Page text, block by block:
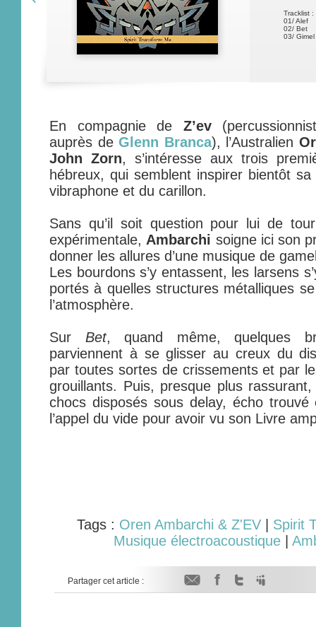
Tracklist :
01/ Alef
02/ Bet
03/ Gimel
En compagnie de Z’ev
auprès de Glenn Branca), l’Australien
John Zorn, s’intéresse aux trois
hébreux, qui semblent inspirer bientôt
vibraphone et du carillon.
Sans qu’il soit question pour lui de
expérimentale, Ambarchi soigne ici son
donner les allures d’une musique de
Les bourdons s’y entassent, les larsens
portés à quelles structures métalliques
l’atmosphère.
Sur Bet, quand même, quelques
parviennent à se glisser au creux du
par toutes sortes de crissements et par
grouillants. Puis, presque plus
chocs disposés sous delay, écho
l’appel du vide pour avoir vu son Livre
Tags : Oren Ambarchi & Z'EV
Spirit
Musique électroacoustique
Partager cet article :